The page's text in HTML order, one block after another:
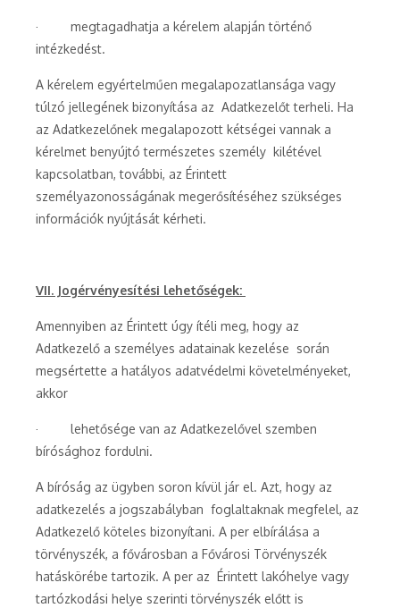
· megtagadhatja a kérelem alapján történő
intézkedést.
A kérelem egyértelműen megalapozatlansága vagy
túlzó jellegének bizonyítása az Adatkezelőt terheli. Ha
az Adatkezelőnek megalapozott kétségei vannak a
kérelmet benyújtó természetes személy kilétével
kapcsolatban, további, az Érintett
személyazonosságának megerősítéséhez szükséges
információk nyújtását kérheti.
VII. Jogérvényesítési lehetőségek:
Amennyiben az Érintett úgy ítéli meg, hogy az
Adatkezelő a személyes adatainak kezelése során
megsértette a hatályos adatvédelmi követelményeket,
akkor
· lehetősége van az Adatkezelővel szemben
bírósághoz fordulni.
A bíróság az ügyben soron kívül jár el. Azt, hogy az
adatkezelés a jogszabályban foglaltaknak megfelel, az
Adatkezelő köteles bizonyítani. A per elbírálása a
törvényszék, a fővárosban a Fővárosi Törvényszék
hatáskörébe tartozik. A per az Érintett lakóhelye vagy
tartózkodási helye szerinti törvényszék előtt is